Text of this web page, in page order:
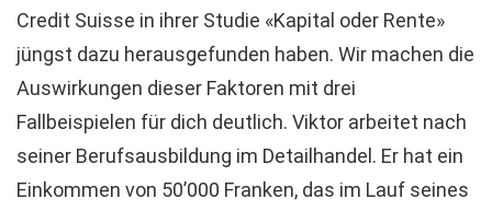
Credit Suisse in ihrer Studie «Kapital oder Rente»
jüngst dazu herausgefunden haben. Wir machen die
Auswirkungen dieser Faktoren mit drei
Fallbeispielen für dich deutlich. Viktor arbeitet nach
seiner Berufsausbildung im Detailhandel. Er hat ein
Einkommen von 50’000 Franken, das im Lauf seines